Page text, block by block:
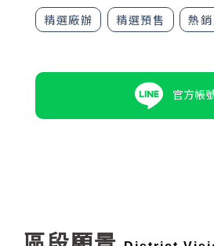
精選廠辦 精選預售 熱
官方帳